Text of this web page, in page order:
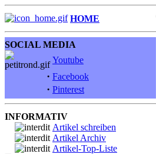
HOME
SOCIAL MEDIA
Youtube
· Facebook
· Pinterest
INFORMATIV
Artikel schreiben
Artikel Archiv
Artikel-Top-Liste